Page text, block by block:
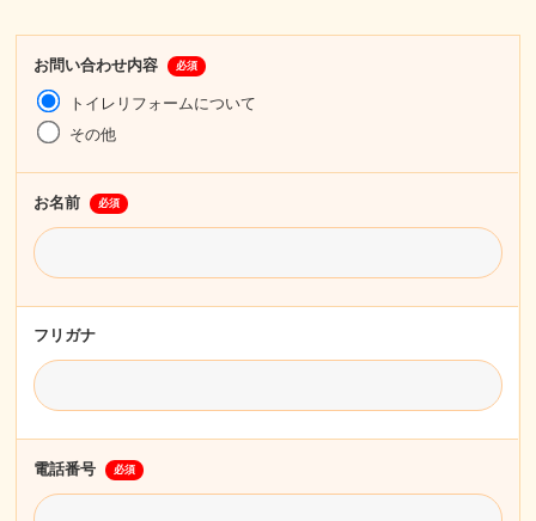
お問い合わせ内容 必須
トイレリフォームについて
その他
お名前 必須
フリガナ
電話番号 必須